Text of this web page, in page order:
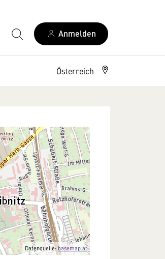
Anmelden
Österreich
Datenquelle:basemap.at